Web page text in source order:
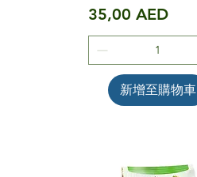
價格
35,00 AED
新增至購物車